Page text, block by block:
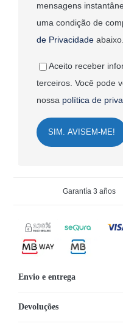
mensagens
uma condição de
de Privacidadeabaixo.
Aceito receber
terceiros. Você pode
nossa política de
SIM. AVISEM-ME!
Garantía 3 años
Envio e entrega
Devoluções